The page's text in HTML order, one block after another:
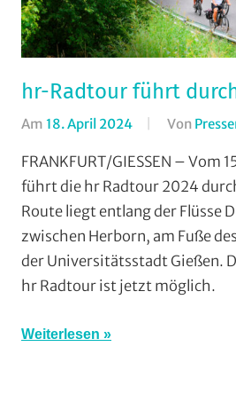
hr-Radtour führt
Am 18. April 2024 Von
FRANKFURT/GIESSEN – Vom
führt die hr Radtour 2024
Route liegt entlang der Flüsse
zwischen Herborn, am Fuße
der Universitätsstadt Gießen.
hr Radtour ist jetzt möglich.
Weiterlesen